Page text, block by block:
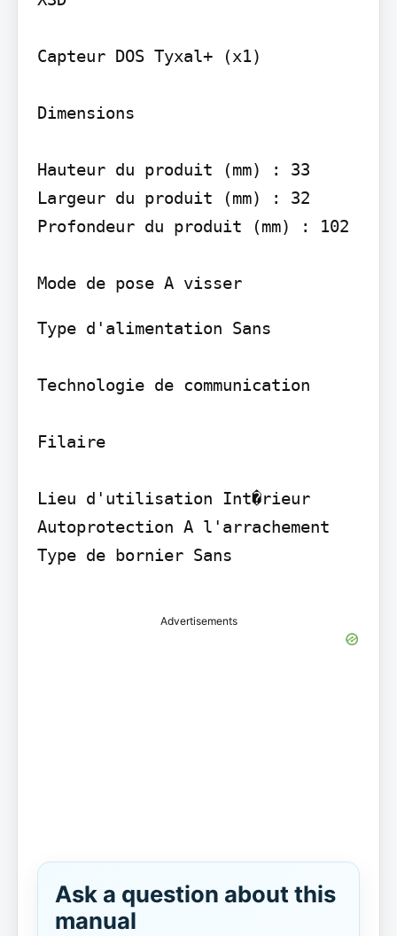
Capteur DOS Tyxal+ (x1)
Dimensions
Hauteur du produit (mm) : 33
Largeur du produit (mm) : 32
Profondeur du produit (mm) : 102
Mode de pose A visser
Type d'alimentation Sans
Technologie de communication
Filaire
Lieu d'utilisation Int�rieur
Autoprotection A l'arrachement
Type de bornier Sans
Advertisements
Ask a question about this
manual